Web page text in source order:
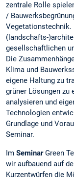
zentrale Rolle
/
Vegetationstechnik.
(landschafts-
gesellschaftlichen
Die
Klima und
eigene Haltung zu
grüner Lösungen zu
analysieren und
Technologien
Grundlage und
Seminar.
Im SeminarGreen
wir aufbauend auf
Kurzentwürfen die